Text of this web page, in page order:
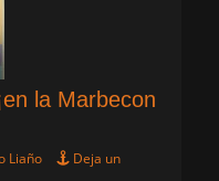
la Marbecon
Liaño
Deja un